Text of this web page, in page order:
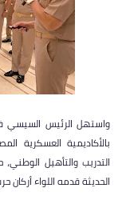
واستهل الرئيس السيسي
بالأكاديمية العسكرية
التدريب والتأهيل
الحديثة قدمه اللواء